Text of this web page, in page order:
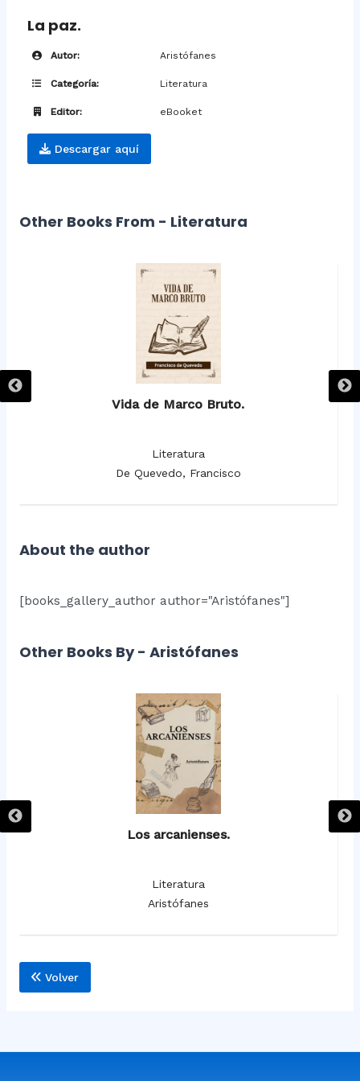
La paz.
Autor: Aristófanes
Categoría: Literatura
Editor: eBooket
Descargar aquí
Other Books From - Literatura
Vida de Marco Bruto.
Literatura
De Quevedo, Francisco
About the author
[books_gallery_author author="Aristófanes"]
Other Books By - Aristófanes
Los arcanienses.
Literatura
Aristófanes
Volver